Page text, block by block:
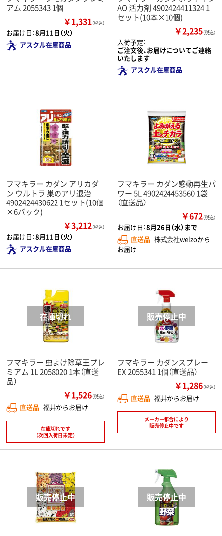
アム 2055343 1個
￥1,331（税込）
お届け日：8月11日（火）
アスクル在庫商品
AO 活力剤 4902424411324 1
セット(10本×10個)
￥2,235（税込）
入荷予定：
ご注文後、お届けについてご連絡
いたします
アスクル在庫商品
フマキラー カダン アリカダ
ン ウルトラ 巣のアリ退治
4902424430622 1セット(10個
×6パック)
￥3,212（税込）
お届け日：8月11日（火）
アスクル在庫商品
フマキラー カダン感動再生パ
ワー 5L 4902424453560 1袋
（直送品）
￥672（税込）
お届け日：8月26日（水）まで
直送品 株式会社welzoから
お届け
フマキラー 虫よけ除草王プレ
ミアム 1L 2058020 1本（直送
品）
￥1,526（税込）
直送品 福井からお届け
在庫切れです
（次回入荷日未定）
フマキラー カダンスプレー
EX 2055341 1個（直送品）
￥1,286（税込）
直送品 福井からお届け
メーカー都合により
販売停止中です